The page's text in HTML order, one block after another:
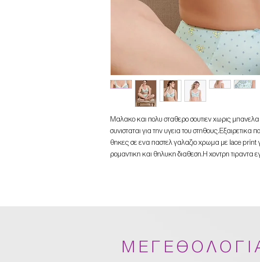
Mαλακο και πολυ σταθερο σουτιεν χωρις
συνισταται για την υγεια του στηθους.Εξαιρετικα
θηκες σε ενα παστελ γαλαζιο χρωμα με lace print
ρομαντικη και θηλυκη διαθεση.Η χοντρη τιραντα